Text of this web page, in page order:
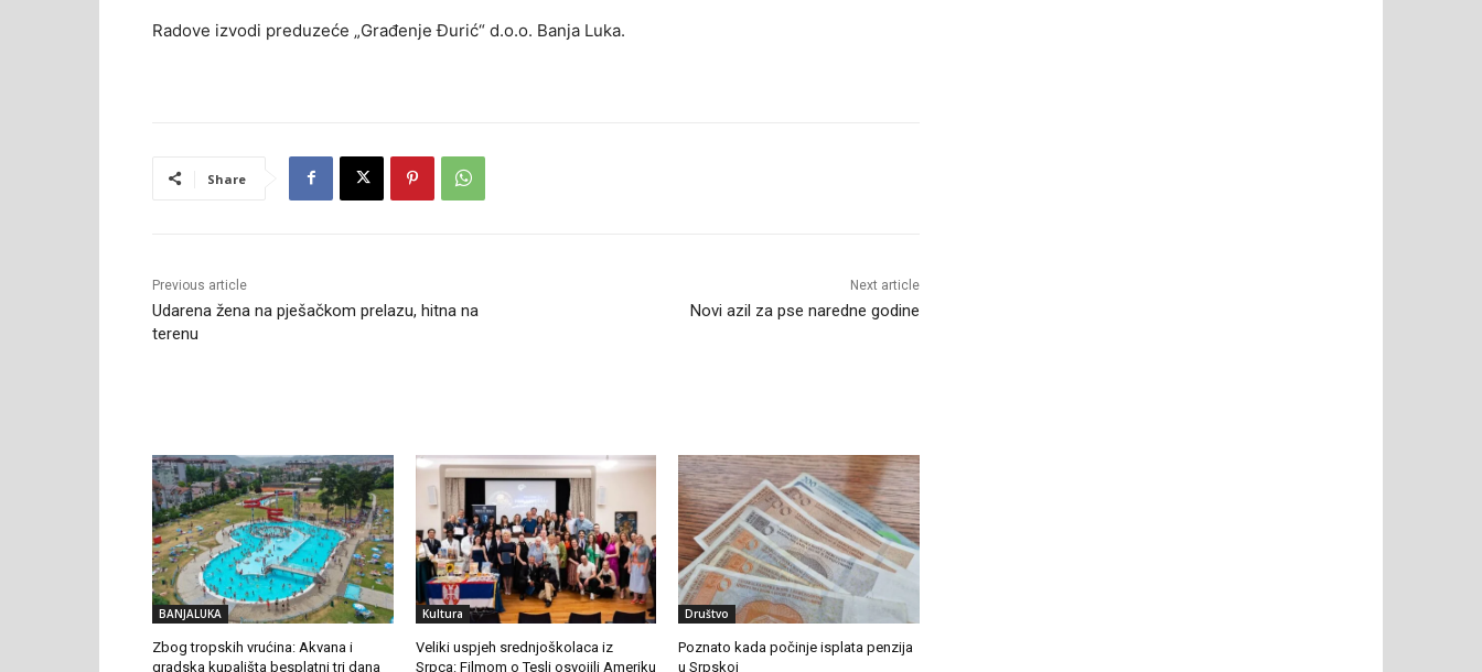
Radove izvodi preduzeće „Građenje Đurić“ d.o.o. Banja Luka.
Share
Previous article
Udarena žena na pješačkom prelazu, hitna na
terenu
Next article
Novi azil za pse naredne godine
BANJALUKA
Zbog tropskih vrućina: Akvana i
gradska kupališta besplatni tri dana
Kultura
Veliki uspjeh srednjoškolaca iz
Srpca: Filmom o Tesli osvojili Ameriku
Društvo
Poznato kada počinje isplata penzija
u Srpskoj